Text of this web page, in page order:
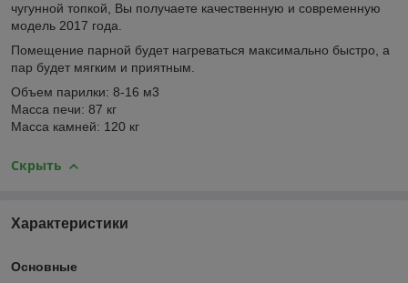
чугунной топкой, Вы получаете качественную и современную
модель 2017 года.
Помещение парной будет нагреваться максимально быстро, а
пар будет мягким и приятным.
Объем парилки: 8-16 м3
Масса печи: 87 кг
Масса камней: 120 кг
Скрыть
Характеристики
Основные